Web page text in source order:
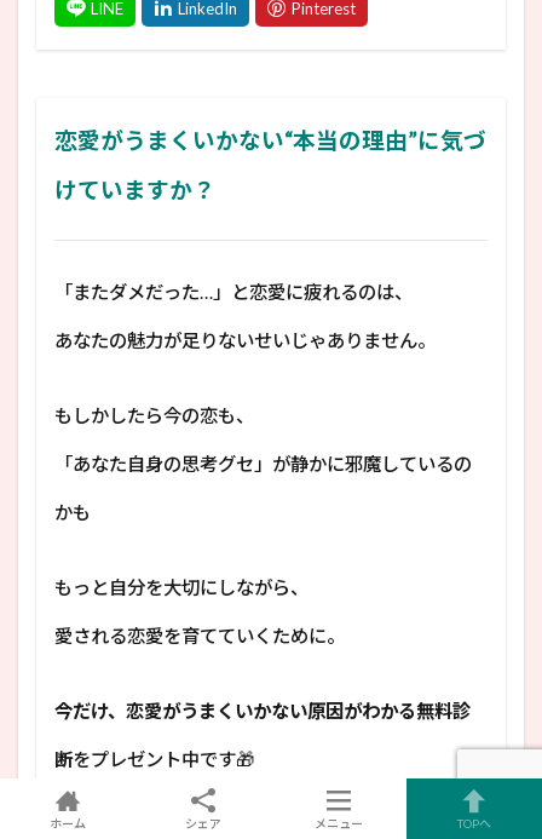
恋愛がうまくいかない“本当の理由”に気づ
けていますか？
「またダメだった…」と恋愛に疲れるのは、
あなたの魅力が足りないせいじゃありません。
もしかしたら今の恋も、
「あなた自身の思考グセ」が静かに邪魔しているの
かも
もっと自分を大切にしながら、
愛される恋愛を育てていくために。
今だけ、恋愛がうまくいかない原因がわかる無料診
断をプレゼント中です🎁
LINE登録後すぐにお受け取りいただけます。
ホーム シェア メニュー TOPへ